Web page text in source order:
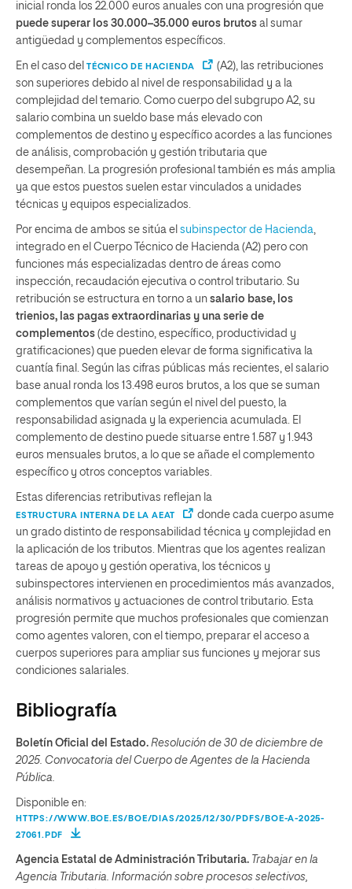
inicial ronda los 22.000 euros anuales con una progresión que
puede superar los 30.000–35.000 euros brutos al sumar
antigüedad y complementos específicos.
En el caso del TÉCNICO DE HACIENDA
(A2), las retribuciones
son superiores debido al nivel de responsabilidad y a la
complejidad del temario. Como cuerpo del subgrupo A2, su
salario combina un sueldo base más elevado con
complementos de destino y específico acordes a las funciones
de análisis, comprobación y gestión tributaria que
desempeñan. La progresión profesional también es más amplia
ya que estos puestos suelen estar vinculados a unidades
técnicas y equipos especializados.
Por encima de ambos se sitúa el subinspector de Hacienda,
integrado en el Cuerpo Técnico de Hacienda (A2) pero con
funciones más especializadas dentro de áreas como
inspección, recaudación ejecutiva o control tributario. Su
retribución se estructura en torno a un salario base, los
trienios, las pagas extraordinarias y una serie de
complementos (de destino, específico, productividad y
gratificaciones) que pueden elevar de forma significativa la
cuantía final. Según las cifras públicas más recientes, el salario
base anual ronda los 13.498 euros brutos, a los que se suman
complementos que varían según el nivel del puesto, la
responsabilidad asignada y la experiencia acumulada. El
complemento de destino puede situarse entre 1.587 y 1.943
euros mensuales brutos, a lo que se añade el complemento
específico y otros conceptos variables.
Estas diferencias retributivas reflejan la
ESTRUCTURA INTERNA DE LA AEAT
donde cada cuerpo asume
un grado distinto de responsabilidad técnica y complejidad en
la aplicación de los tributos. Mientras que los agentes realizan
tareas de apoyo y gestión operativa, los técnicos y
subinspectores intervienen en procedimientos más avanzados,
análisis normativos y actuaciones de control tributario. Esta
progresión permite que muchos profesionales que comienzan
como agentes valoren, con el tiempo, preparar el acceso a
cuerpos superiores para ampliar sus funciones y mejorar sus
condiciones salariales.
Bibliografía
Boletín Oficial del Estado. Resolución de 30 de diciembre de
2025. Convocatoria del Cuerpo de Agentes de la Hacienda
Pública.
Disponible en:
HTTPS://WWW.BOE.ES/BOE/DIAS/2025/12/30/PDFS/BOE-A-2025-
27061.PDF
Agencia Estatal de Administración Tributaria. Trabajar en la
Agencia Tributaria. Información sobre procesos selectivos,